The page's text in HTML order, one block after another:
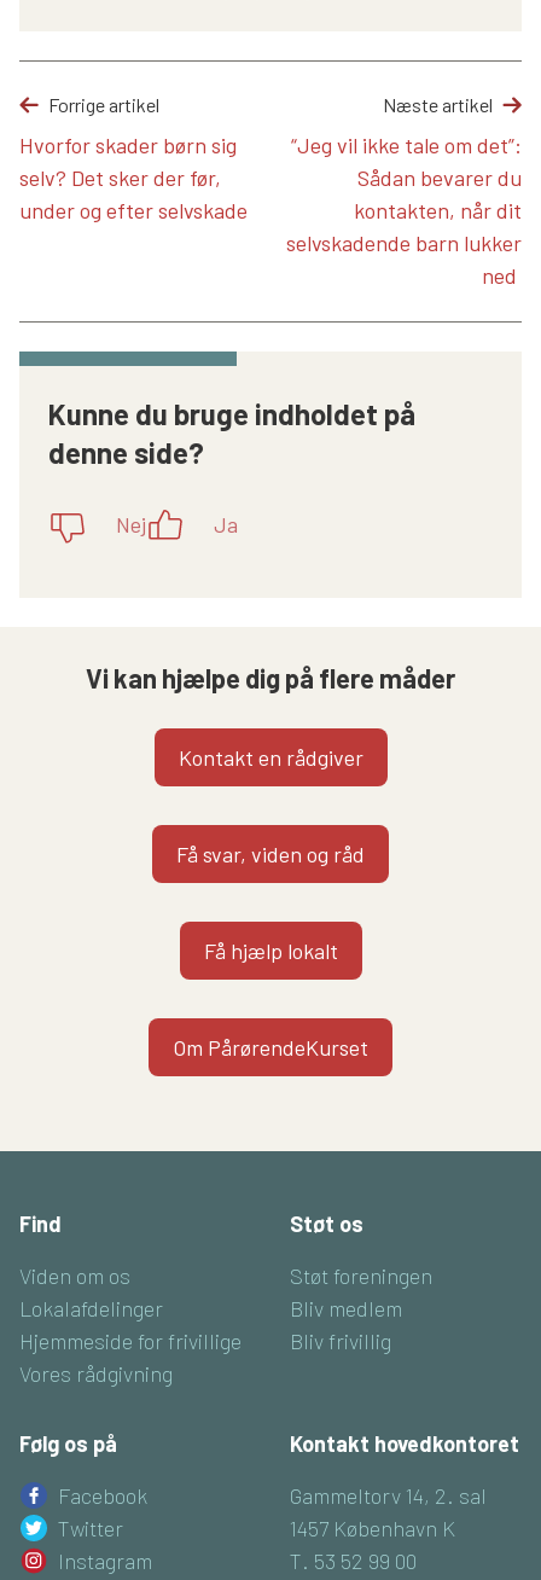
Forrige artikel
Hvorfor skader børn sig
selv? Det sker der før,
under og efter selvskade
Næste artikel
“Jeg vil ikke tale om det”:
Sådan bevarer du
kontakten, når dit
selvskadende barn lukker
ned
Kunne du bruge indholdet på
denne side?
Nej Ja
Vi kan hjælpe dig på flere måder
Kontakt en rådgiver
Få svar, viden og råd
Få hjælp lokalt
Om PårørendeKurset
Find
Viden om os
Lokalafdelinger
Hjemmeside for frivillige
Vores rådgivning
Støt os
Støt foreningen
Bliv medlem
Bliv frivillig
Følg os på
Facebook
Twitter
Instagram
Kontakt hovedkontoret
Gammeltorv 14, 2. sal
1457 København K
T. 53 52 99 00